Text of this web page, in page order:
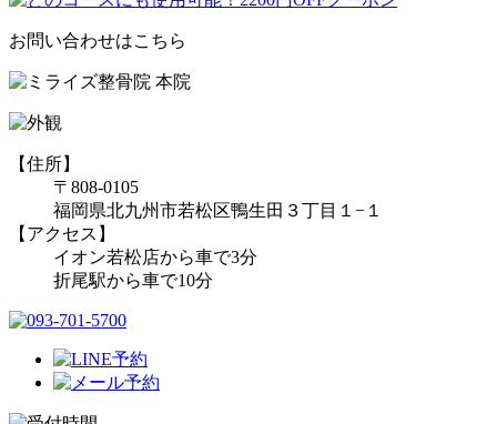
お問い合わせはこちら
【住所】
〒808-0105
福岡県北九州市若松区鴨生田３丁目１−１
【アクセス】
イオン若松店から車で3分
折尾駅から車で10分